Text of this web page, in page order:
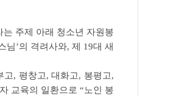
는 주제 아래 청소년 자원봉
’의 격려사와, 제 19대 새
, 평창고, 대화고, 봉평고,
교육의 일환으로 “노인 봉